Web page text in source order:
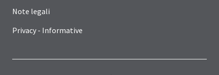
Note legali
Privacy - Informative